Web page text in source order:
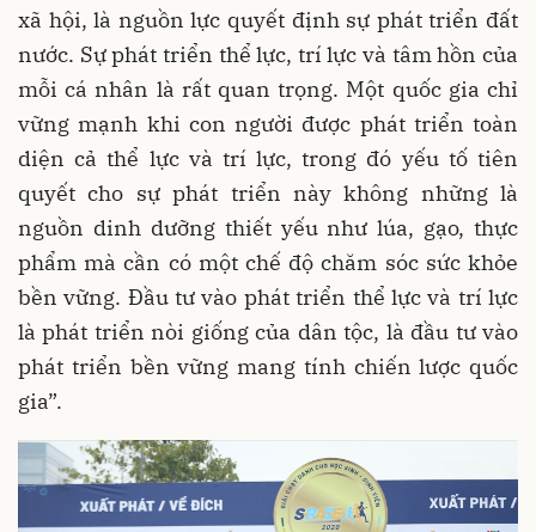
xã hội, là nguồn lực quyết định sự phát triển đất
nước. Sự phát triển thể lực, trí lực và tâm hồn của
mỗi cá nhân là rất quan trọng. Một quốc gia chỉ
vững mạnh khi con người được phát triển toàn
diện cả thể lực và trí lực, trong đó yếu tố tiên
quyết cho sự phát triển này không những là
nguồn dinh dưỡng thiết yếu như lúa, gạo, thực
phẩm mà cần có một chế độ chăm sóc sức khỏe
bền vững. Đầu tư vào phát triển thể lực và trí lực
là phát triển nòi giống của dân tộc, là đầu tư vào
phát triển bền vững mang tính chiến lược quốc
gia”.